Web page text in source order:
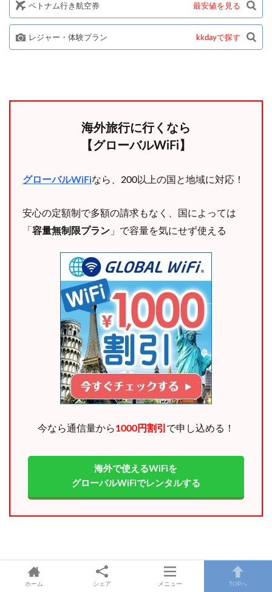
ベトナム行き航空券 最安値を見る
レジャー・体験プラン kkdayで探す
海外旅行に行くなら
【グローバルWiFi】
グローバルWiFiなら、200以上の国と地域に対応！
安心の定額制で多額の請求もなく、国によっては
「 容量無制限プラン 」で容量を気にせず使える♩
今なら通信量から1000円割引 で申し込める！
海外で使えるWiFiを
グローバルWiFiでレンタルする
ホーム シェア メニュー TOPへ